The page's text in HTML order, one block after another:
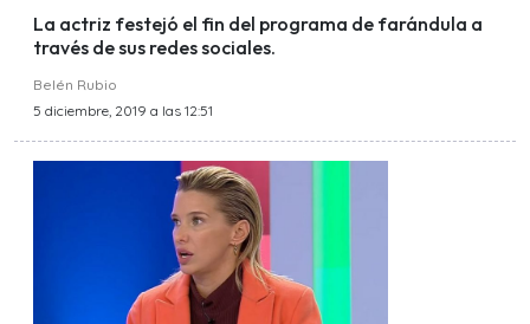
La actriz festejó el fin del programa de farándula a
través de sus redes sociales.
Belén Rubio
5 diciembre, 2019 a las 12:51